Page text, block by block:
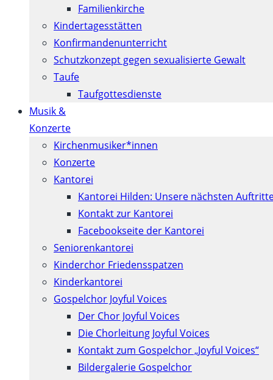
Familienkirche
Kindertagesstätten
Konfirmanden­unterricht
Schutzkonzept gegen sexualisierte Gewalt
Taufe
Taufgottesdienste
Musik &
Konzerte
Kirchenmusiker*innen
Konzerte
Kantorei
Kantorei Hilden: Unsere nächsten
Kontakt zur Kantorei
Facebookseite der Kantorei
Seniorenkantorei
Kinderchor Friedensspatzen
Kinderkantorei
Gospelchor Joyful Voices
Der Chor Joyful Voices
Die Chorleitung Joyful Voices
Kontakt zum Gospelchor „Joyful Voices“
Bildergalerie Gospelchor